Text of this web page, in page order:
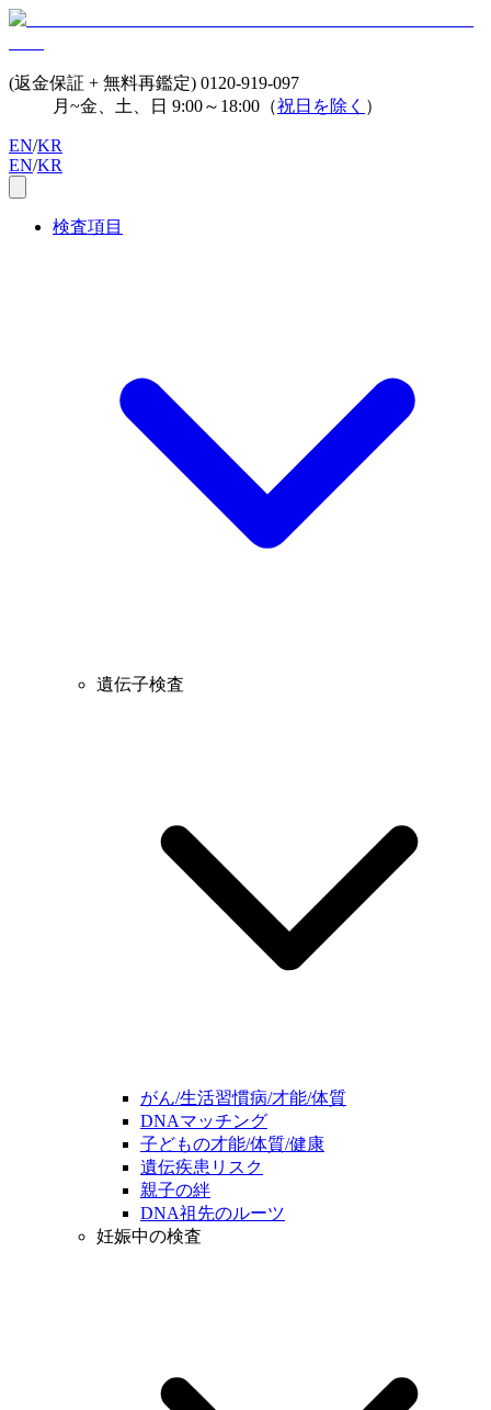
(返金保証 + 無料再鑑定) 0120-919-097
月~金、土、日 9:00～18:00（祝日を除く ）
EN/KR
EN/KR
検査項目
遺伝子検査
がん/生活習慣病/才能/体質
DNAマッチング
子どもの才能/体質/健康
遺伝疾患リスク
親子の絆
DNA祖先のルーツ
妊娠中の検査